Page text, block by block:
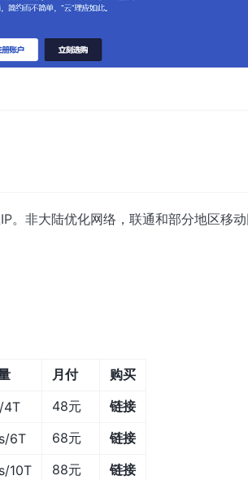
。非大陆优化网络，联通和部分地区移
月付
购买
4T
48元
链接
6T
68元
链接
10T
88元
链接